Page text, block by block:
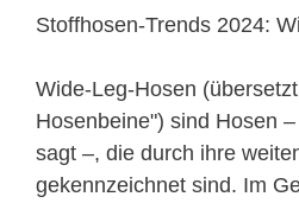
Stoffhosen-Trends 2024:
Wide-Leg-Hosen
Hosenbeine") sind Hosen
sagt –, die durch ihre
gekennzeichnet sind. Im